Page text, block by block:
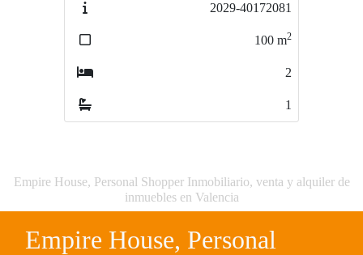
2029-40172081
100 m2
2
1
Empire House, Personal Shopper Inmobiliario, venta y alquiler de
inmuebles en Valencia
Empire House, Personal